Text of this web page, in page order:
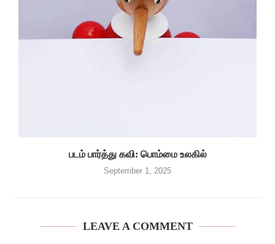
படம் பார்த்து கவி: பொம்மை உலகில்
September 1, 2025
LEAVE A COMMENT